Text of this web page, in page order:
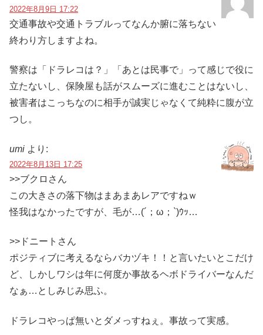
2022年8月9日 17:22
交通事故や交通トラブルってなんか腑に落ちない
終わり方しますよね。
警察は「ドラレコは？」「あとは民事で」って感じで役に
立たないし、保険屋も話がスムーズに進むことはないし、
被害者はこっちなのに相手が誠実じゃなくて純粋に腹が立
つし。
umi より:
2022年8月13日 17:25
>>ブクロさん
この大きさの落下物はまあまあレアですねｗ
怪我はなかったですが、毛が…(´；ω；`)ｳｯ…
>>ドニートさん
ポジティブに考えるならバカヅキ！！と言いたいとこだけ
ど、しかしワシは年に何度か事故るヘボドライバーなんだ
なぁ…としみじみ思ふ。
ドラレコやっぱ無いとダメっすねぇ。事故って実感。